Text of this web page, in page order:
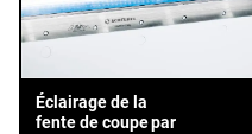
Éclairage de la
fente de coupe par